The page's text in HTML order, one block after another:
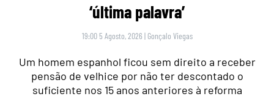
‘última palavra’
19:00 5 Agosto, 2026 | Gonçalo Viegas
Um homem espanhol ficou sem direito a receber
pensão de velhice por não ter descontado o
suficiente nos 15 anos anteriores à reforma